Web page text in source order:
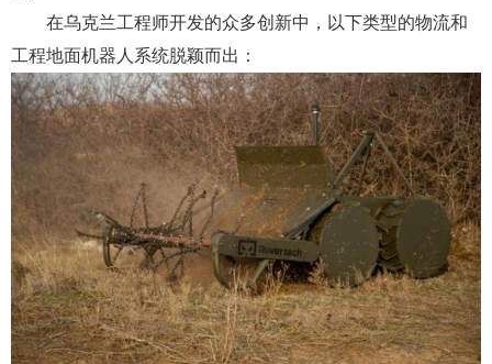
在乌克兰工程师开发的众多创新中，以下类型的物流和
工程地面机器人系统脱颖而出：